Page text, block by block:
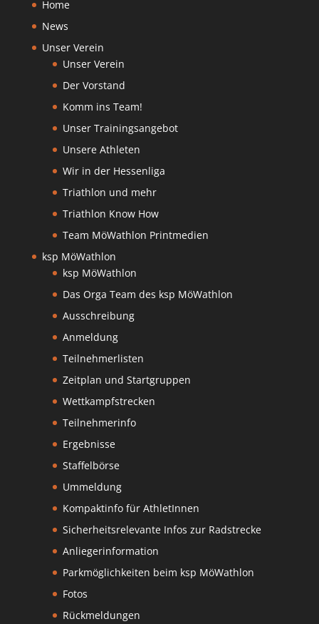
Home
News
Unser Verein
Unser Verein
Der Vorstand
Komm ins Team!
Unser Trainingsangebot
Unsere Athleten
Wir in der Hessenliga
Triathlon und mehr
Triathlon Know How
Team MöWathlon Printmedien
ksp MöWathlon
ksp MöWathlon
Das Orga Team des ksp MöWathlon
Ausschreibung
Anmeldung
Teilnehmerlisten
Zeitplan und Startgruppen
Wettkampfstrecken
Teilnehmerinfo
Ergebnisse
Staffelbörse
Ummeldung
Kompaktinfo für AthletInnen
Sicherheitsrelevante Infos zur Radstrecke
Anliegerinformation
Parkmöglichkeiten beim ksp MöWathlon
Fotos
Rückmeldungen